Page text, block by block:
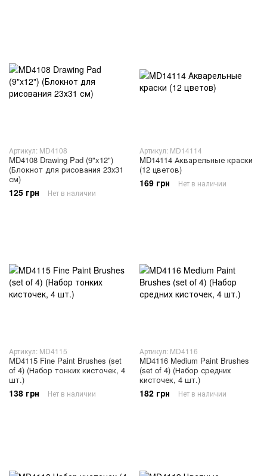
Артикул: MD4108
MD4108 Drawing Pad (9"x12")
(Блокнот для рисования 23х31
см)
125 грн Нет в наличии
Артикул: MD14114
MD14114 Акварельные краски
(12 цветов)
169 грн Нет в наличии
Артикул: MD4115
MD4115 Fine Paint Brushes (set
of 4) (Набор тонких кисточек, 4
шт.)
138 грн Нет в наличии
Артикул: MD4116
MD4116 Medium Paint Brushes
(set of 4) (Набор средних
кисточек, 4 шт.)
182 грн Нет в наличии